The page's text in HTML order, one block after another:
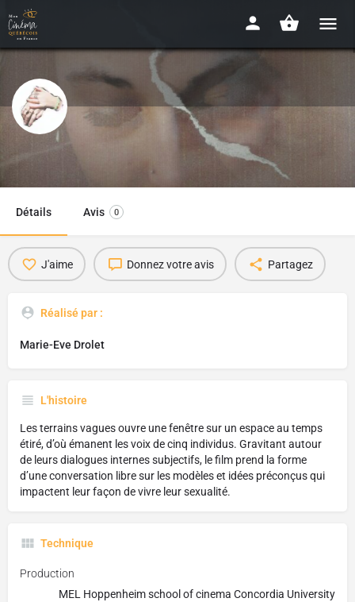
Les terrains vagues
Détails Avis 0
J'aime Donnez votre avis Partagez
Réalisé par :
Marie-Eve Drolet
L'histoire
Les terrains vagues ouvre une fenêtre sur un espace au temps
étiré, d’où émanent les voix de cinq individus. Gravitant autour
de leurs dialogues internes subjectifs, le film prend la forme
d’une conversation libre sur les modèles et idées préconçus qui
impactent leur façon de vivre leur sexualité.
Technique
Production
MEL Hoppenheim school of cinema Concordia University